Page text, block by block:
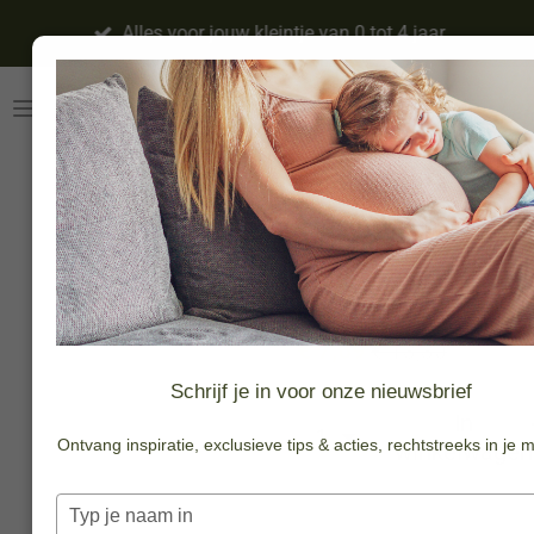
Schrijf je in voor onze nieuwsbrief
Ontvang inspiratie, exclusieve tips & acties, rechtstreeks in je
Typ
direct
de
hoofdinhoud
Alles voor jouw kleintje van 0 tot 4 jaar
Zeep vlokken
lavendel
-40%
€ 7,89€ 13,30
winkelwagen